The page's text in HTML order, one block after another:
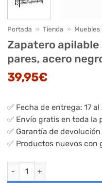
Portada » Tienda » Muebles
Zapatero
pares, acero
39,95€
✅ Fecha de entrega: 17
✅ Envío gratis en toda la
✅ Garantía de
✅ Productos nuevos con
Zapatero apilable de 2